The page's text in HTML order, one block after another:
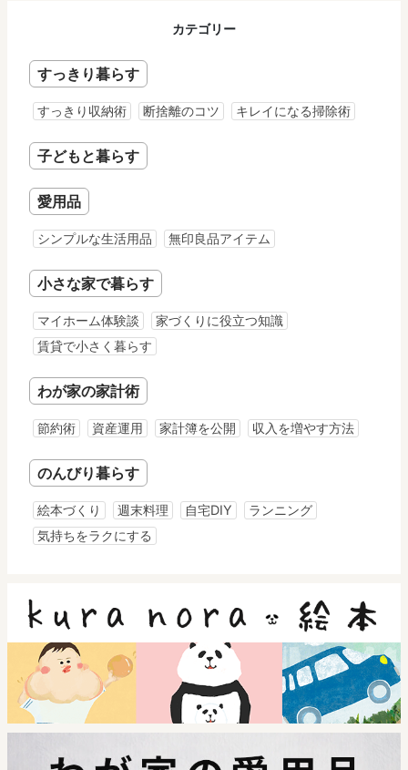
カテゴリー
すっきり暮らす
すっきり収納術 断捨離のコツ キレイになる掃除術
子どもと暮らす
愛用品
シンプルな生活用品 無印良品アイテム
小さな家で暮らす
マイホーム体験談
家づくりに役立つ知識
賃貸で小さく暮らす
わが家の家計術
節約術 資産運用 家計簿を公開 収入を増やす方法
のんびり暮らす
絵本づくり 週末料理 自宅DIY
ランニング
気持ちをラクにする